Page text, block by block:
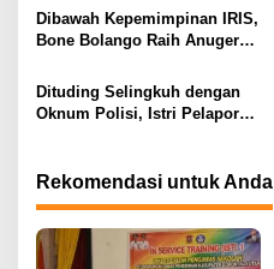
s
Indonesia
Dibawah Kepemimpinan IRIS,
Bone Bolango Raih Anugerah
Madya
Dituding Selingkuh dengan
Oknum Polisi, Istri Pelapor
Rekomendasi untuk Anda